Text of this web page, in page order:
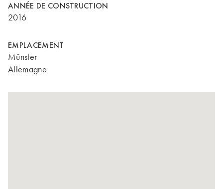
ANNÉE DE CONSTRUCTION
2016
EMPLACEMENT
Münster
Allemagne